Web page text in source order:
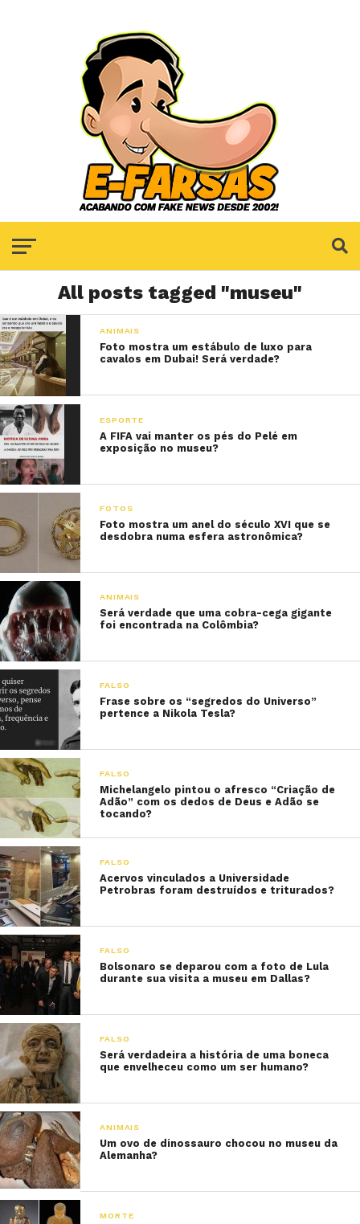
All posts tagged "museu"
ANIMAIS
Foto mostra um estábulo de luxo para
cavalos em Dubai! Será verdade?
ESPORTE
A FIFA vai manter os pés do Pelé em
exposição no museu?
FOTOS
Foto mostra um anel do século XVI que se
desdobra numa esfera astronômica?
ANIMAIS
Será verdade que uma cobra-cega gigante
foi encontrada na Colômbia?
FALSO
Frase sobre os “segredos do Universo”
pertence a Nikola Tesla?
FALSO
Michelangelo pintou o afresco “Criação de
Adão” com os dedos de Deus e Adão se
tocando?
FALSO
Acervos vinculados a Universidade
Petrobras foram destruídos e triturados?
FALSO
Bolsonaro se deparou com a foto de Lula
durante sua visita a museu em Dallas?
FALSO
Será verdadeira a história de uma boneca
que envelheceu como um ser humano?
ANIMAIS
Um ovo de dinossauro chocou no museu da
Alemanha?
MORTE